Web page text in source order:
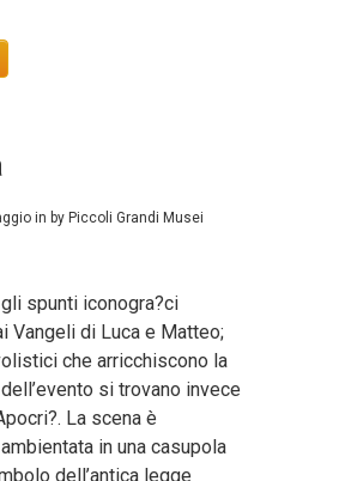
in by Piccoli Grandi Musei
spunti iconogra?ci
Vangeli di Luca e Matteo;
che arricchiscono la
si trovano invece
La scena è
in una casupola
dell’antica legge